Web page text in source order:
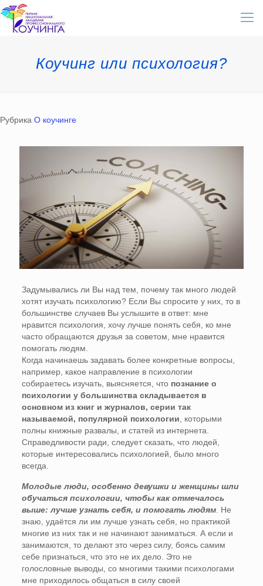
Коучинг или психология?
Рубрика О коучинге
Задумывались ли Вы над тем, почему так много людей
хотят изучать психологию? Если Вы спросите у них, то в
большинстве случаев Вы услышите в ответ: мне
нравится психология, хочу лучше понять себя, ко мне
часто обращаются друзья за советом, мне нравится
помогать людям.
Когда начинаешь задавать более конкретные вопросы,
например, какое направление в психологии
собираетесь изучать, выясняется, что познание о
психологии у большинства складывается в
основном из книг и журналов, серии так
называемой, популярной психологии , которыми
полны книжные развалы, и статей из интернета.
Справедливости ради, следует сказать, что людей,
которые интересовались психологией, было много
всегда.
Молодые люди, особенно девушки и женщины шли
обучаться психологии, чтобы как отмечалось
выше: лучше узнать себя, и помогать людям. Не
знаю, удаётся ли им лучше узнать себя, но практикой
многие из них так и не начинают заниматься. А если и
занимаются, то делают это через силу, боясь самим
себе признаться, что это не их дело. Это не
голословные выводы, со многими такими психологами
мне приходилось общаться в силу своей